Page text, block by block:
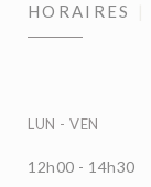
HORAIRES
LUN - VEN
12h00 - 14h30